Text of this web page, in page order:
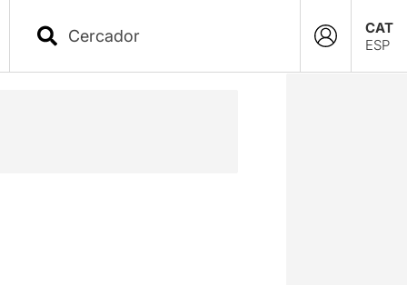
CAT
ESP